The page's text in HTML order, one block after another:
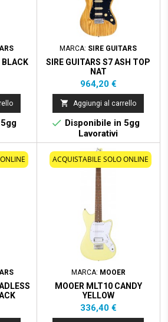
BLACK
MARCA: SIRE GUITARS
SIRE GUITARS S7 ASH TOP
NAT
Prezzo
964,20 €
 Aggiungi al carrello
 Disponibile in 5gg
Lavorativi
ACQUISTABILE SOLO ONLINE
MARCA: MOOER
MOOER MLT10 CANDY
YELLOW
Prezzo
336,40 €